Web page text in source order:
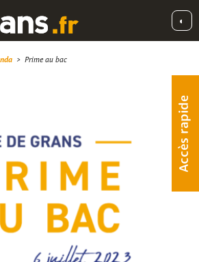
◐
Accès rapide
> Prime au bac